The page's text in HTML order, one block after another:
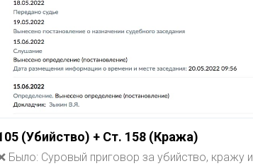
(Убийство) + Ст. 158 (Кража)
Было: Суровый приговор за убийство, кражу и